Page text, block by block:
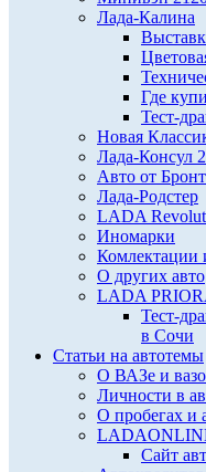
Лада-Калина
Где
Тест-
Новая
Лада-Консул
Авто от
Лада-Родстер
LADA
Иномарки
Комлектации
О других авто
LADA
Тест-
в Сочи
Статьи на автотемы
О ВАЗе и
Личности в
О пробегах и
Сайт